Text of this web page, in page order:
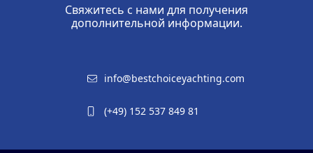
Свяжитесь с нами для получения
дополнительной информации.
info@bestchoiceyachting.com
(+49) 152 537 849 81